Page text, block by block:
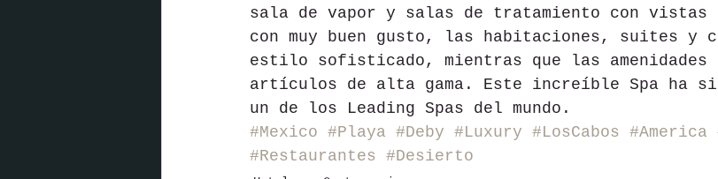
sala de vapor y salas de tratamiento con vistas
con muy buen gusto, las habitaciones, suites y
estilo sofisticado, mientras que las amenidades
artículos de alta gama. Este increíble Spa ha
un de los Leading Spas del mundo.
#Mexico #Playa #Deby #Luxury #LosCabos #America
#Restaurantes #Desierto